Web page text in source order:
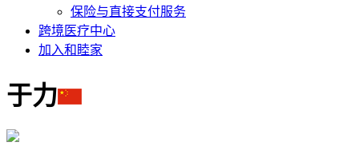
保险与直接支付服务
跨境医疗中心
加入和睦家
于力